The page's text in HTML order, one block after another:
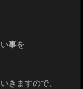
事を
きますので、